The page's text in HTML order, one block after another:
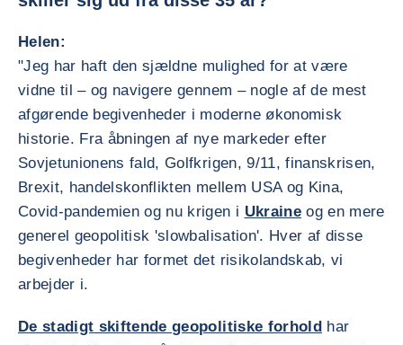
Helen:
"Jeg har haft den sjældne mulighed for at være
vidne til – og navigere gennem – nogle af de mest
afgørende begivenheder i moderne økonomisk
historie. Fra åbningen af nye markeder efter
Sovjetunionens fald, Golfkrigen, 9/11, finanskrisen,
Brexit, handelskonflikten mellem USA og Kina,
Covid-pandemien og nu krigen i Ukraineog en mere
generel geopolitisk 'slowbalisation'. Hver af disse
begivenheder har formet det risikolandskab, vi
arbejder i.
De stadigt skiftende geopolitiske forholdhar